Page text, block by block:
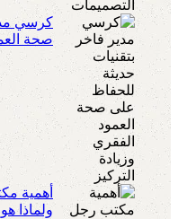
كرسي
صحة
أهمية
ولماذا